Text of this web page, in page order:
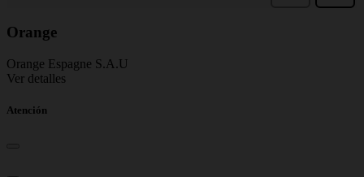
Orange
Orange Espagne S.A.U
Ver detalles
Atención